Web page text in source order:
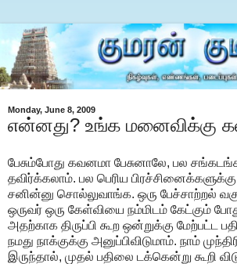
Monday, June 8, 2009
என்னது? உங்க மனைவிக்கு
பேசும்போது கவனமா பேசுனாலே, பல
தவிர்க்கலாம். பல பெரிய
சனின்னு சொல்லுவாங்க. ஒரு பேச்சாற்றல்
ஒருவர் ஒரு கேள்வியை நம்மிடம் கேட்கும்
அதற்காக திருப்பி கூற ஒன்றுக்கு மேற்பட்ட
நமது நாக்குக்கு அனுப்பிவிடுமாம். நாம்
இருந்தால், முதல் பதிலை டக்கென்று கூறி